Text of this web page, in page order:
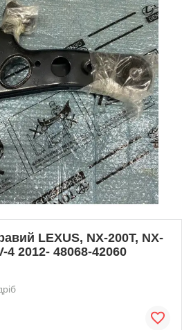
LEXUS, NX-200T, NX-
4 2012- 48068-42060